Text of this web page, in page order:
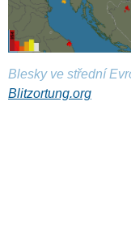
Blesky ve střední
Blitzortung.org